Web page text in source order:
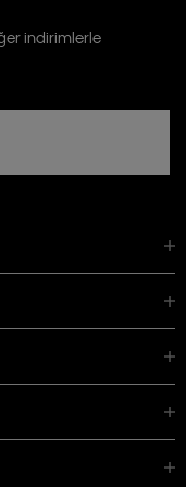
aktarılmasına açık
indirimlerle